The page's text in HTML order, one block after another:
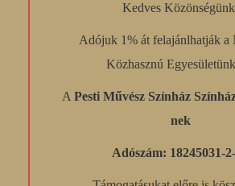
Kedves
Adójuk 1% át felajánlhatják a
Közhasznú
A Pesti Művész Színház
nek
Adószám: 18245031-